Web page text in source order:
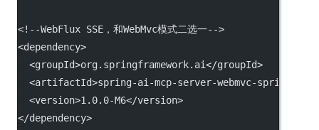
<!--WebFlux SSE，和WebMvc模式二选一-->
<dependency>
  <
groupId>org.springframework.ai</groupId>
  <
artifactId>spring-ai-mcp-server-webmvc-spring-
  <
version>1.0.0-M6</version>
</dependency>